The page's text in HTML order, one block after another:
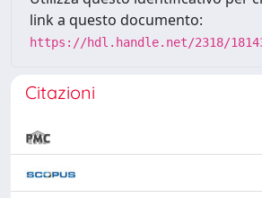
link a questo documento:
https://hdl.handle.net/2318/
Citazioni